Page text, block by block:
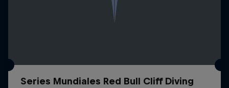
Series Mundiales Red Bull Cliff Diving